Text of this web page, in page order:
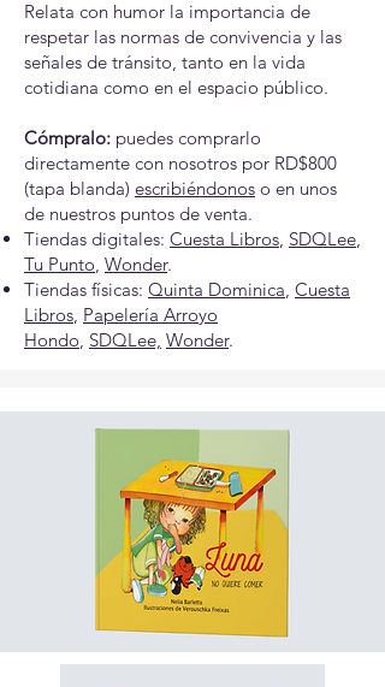
Relata con humor la importancia de
respetar las normas de convivencia y las
señales de tránsito, tanto en la vida
cotidiana como en el espacio público.
Cómpralo: puedes comprarlo
directamente con nosotros por RD$800
(tapa blanda) escribiéndonos o en unos
de nuestros puntos de venta.
Tiendas digitales: Cuesta Libros, SDQLee,
Tu Punto, Wonder.
Tiendas físicas: Quinta Dominica, Cuesta
Libros, Papelería Arroyo
Hondo, SDQLee, Wonder.